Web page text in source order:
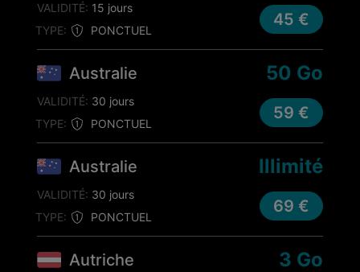
TYPE: PONCTUEL
VALIDITÉ: 15 jours
45 €
Australie
TYPE: PONCTUEL
50 Go
VALIDITÉ: 30 jours
59 €
Australie
TYPE: PONCTUEL
Illimité
VALIDITÉ: 30 jours
69 €
Autriche 3 Go